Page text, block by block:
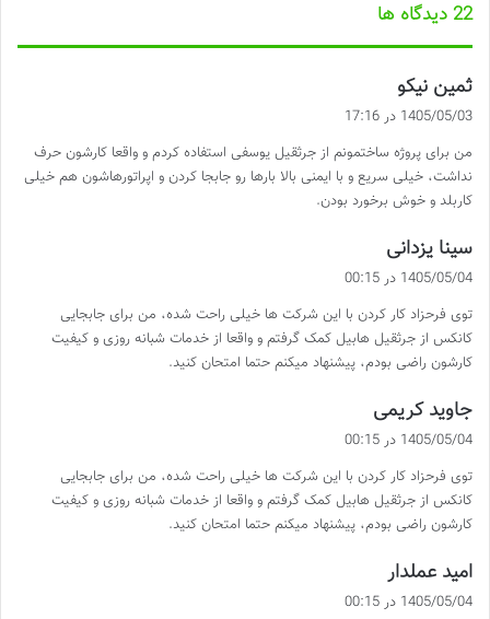
‫22 دیدگاه ها
ثمین نیکو
:
1405/05/03 در 17:16
من برای پروژه ساختمونم از جرثقیل یوسفی استفاده کردم و واقعا کارشون حرف
نداشت، خیلی سریع و با ایمنی بالا بارها رو جابجا کردن و اپراتورهاشون هم خیلی
کاربلد و خوش برخورد بودن.
سینا یزدانی
:
1405/05/04 در 00:15
توی فرحزاد کار کردن با این شرکت ها خیلی راحت شده، من برای جابجایی
کانکس از جرثقیل هابیل کمک گرفتم و واقعا از خدمات شبانه روزی و کیفیت
کارشون راضی بودم، پیشنهاد میکنم حتما امتحان کنید.
جاوید کریمی
ف
:
1405/05/04 در 00:15
توی فرحزاد کار کردن با این شرکت ها خیلی راحت شده، من برای جابجایی
کانکس از جرثقیل هابیل کمک گرفتم و واقعا از خدمات شبانه روزی و کیفیت
کارشون راضی بودم، پیشنهاد میکنم حتما امتحان کنید.
امید عملدار
1405/05/04 در 00:15